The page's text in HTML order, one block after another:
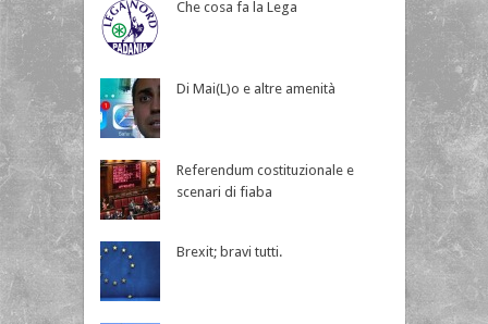
Che cosa fa la Lega
Di Mai(L)o e altre amenità
Referendum costituzionale e
scenari di fiaba
Brexit; bravi tutti.